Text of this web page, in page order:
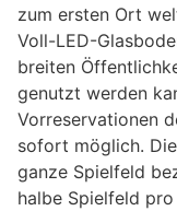
zum ersten Ort
Voll-LED-
breiten
genutzt werden
Vorreservationen
sofort möglich.
ganze Spielfeld
halbe Spielfeld